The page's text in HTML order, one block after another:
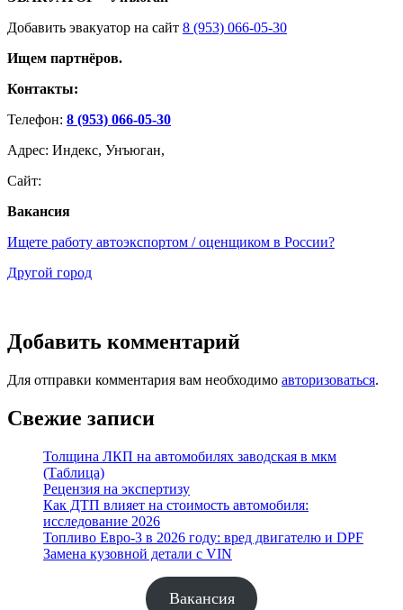
Добавить эвакуатор на сайт 8 (953) 066-05-30
Ищем партнёров.
Контакты:
Телефон: 8 (953) 066-05-30
Адрес: Индекс, Унъюган,
Сайт:
Вакансия
Ищете работу автоэкспортом / оценщиком в России?
Другой город
Добавить комментарий
Для отправки комментария вам необходимо авторизоваться.
Свежие записи
Толщина ЛКП на автомобилях заводская в мкм
(Таблица)
Рецензия на экспертизу
Как ДТП влияет на стоимость автомобиля:
исследование 2026
Топливо Евро-3 в 2026 году: вред двигателю и DPF
Замена кузовной детали с VIN
Вакансия